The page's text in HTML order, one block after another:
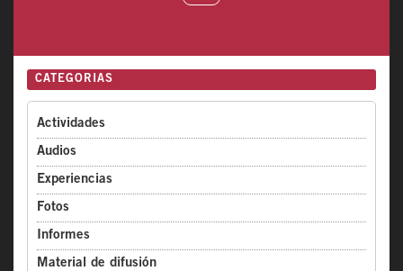
CATEGORIAS
Actividades
Audios
Experiencias
Fotos
Informes
Material de difusión